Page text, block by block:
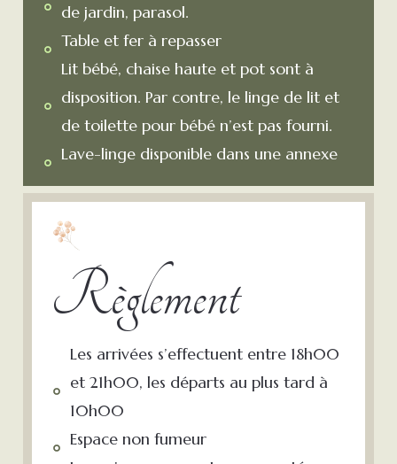
de jardin, parasol.
Table et fer à repasser
Lit bébé, chaise haute et pot sont à
disposition. Par contre, le linge de lit et
de toilette pour bébé n’est pas fourni.
Lave-linge disponible dans une annexe
Règlement
Les arrivées s’effectuent entre 18h00
et 21h00, les départs au plus tard à
10h00
Espace non fumeur